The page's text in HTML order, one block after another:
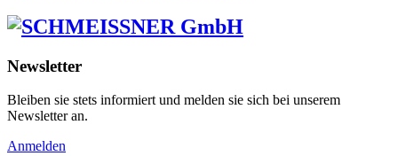
Newsletter
Bleiben sie stets informiert und melden sie sich bei unserem
Newsletter an.
Anmelden